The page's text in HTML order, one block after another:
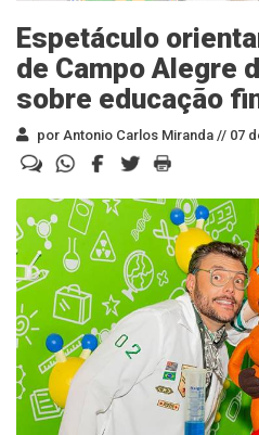
Espetáculo
de Campo Alegre
sobre educação
por Antonio Carlos Miranda // 07